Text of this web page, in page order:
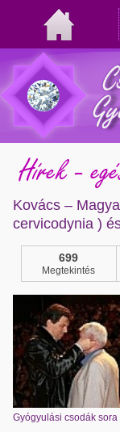
Hírek -
Kovács –
cervicodynia )
699
Megtekintés
Gyógyulási csodák